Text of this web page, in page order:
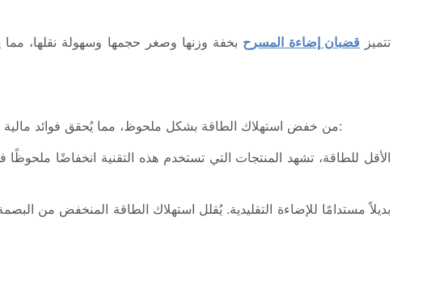
تتميز قضبان إضاءة المسرح بخفة وزنها وصغر حجمها وسهولة نقلها، مما
من أهم مزايا أشرطة إضاءة LED مقارنةً بإضاءة المسارح التقليدية كفاءتها في استهلاك الطاقة. تُمكّن تقنية LED من خفض استهلاك الطاقة بشكل ملحوظ، مما يُحقق فوائد مالية وبيئية: